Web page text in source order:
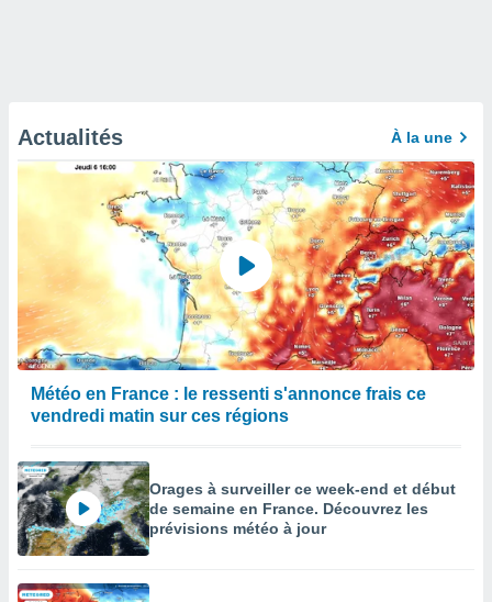
Actualités À la une
Météo en France : le ressenti s'annonce frais ce
vendredi matin sur ces régions
Orages à surveiller ce week-end et début
de semaine en France. Découvrez les
prévisions météo à jour